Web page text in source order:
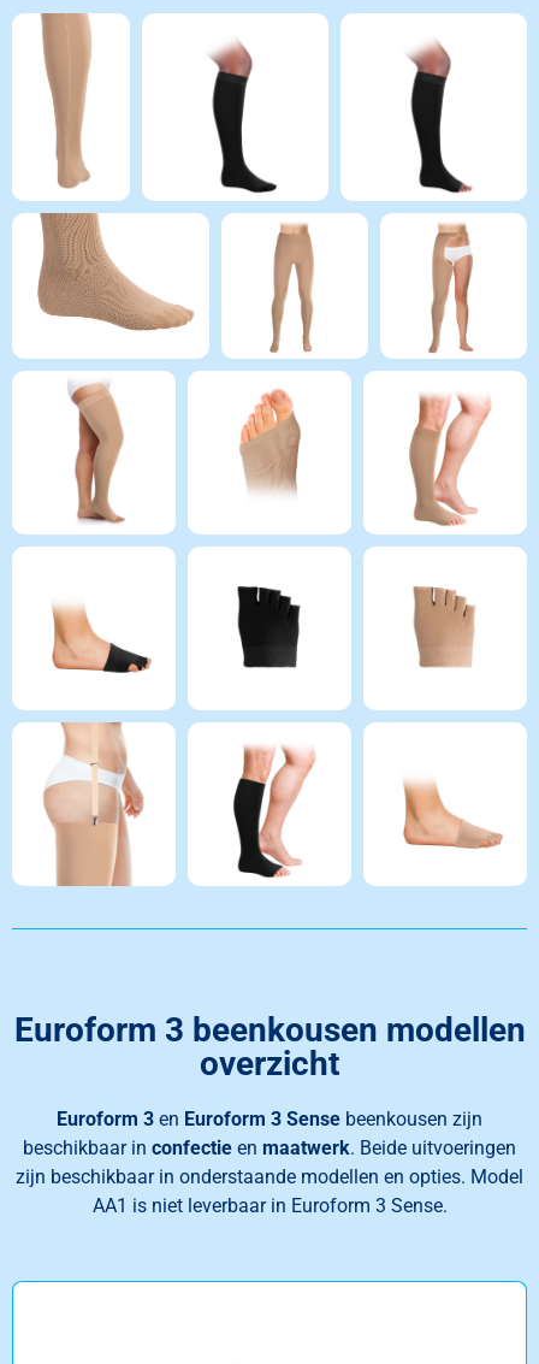
Euroform 3 beenkousen modellen
overzicht
Euroform 3 en Euroform 3 Sense beenkousen zijn
beschikbaar in confectie en maatwerk. Beide uitvoeringen
zijn beschikbaar in onderstaande modellen en opties. Model
AA1 is niet leverbaar in Euroform 3 Sense.